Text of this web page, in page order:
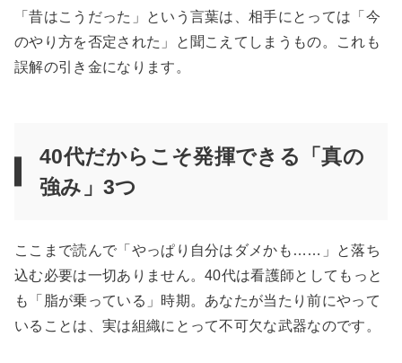
「昔はこうだった」という言葉は、相手にとっては「今
のやり方を否定された」と聞こえてしまうもの。これも
誤解の引き金になります。
40代だからこそ発揮できる「真の
強み」3つ
ここまで読んで「やっぱり自分はダメかも……」と落ち
込む必要は一切ありません。40代は看護師としてもっと
も「脂が乗っている」時期。あなたが当たり前にやって
いることは、実は組織にとって不可欠な武器なのです。